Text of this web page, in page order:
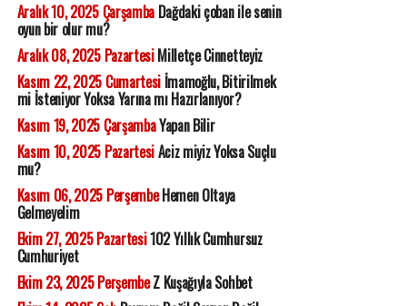
Aralık 10, 2025 ÇarşambaDağdaki çoban ile senin
oyun bir olur mu?
Aralık 08, 2025 PazartesiMilletçe Cinnetteyiz
Kasım 22, 2025 Cumartesiİmamoğlu, Bitirilmek
mi İsteniyor Yoksa Yarına mı Hazırlanıyor?
Kasım 19, 2025 ÇarşambaYapan Bilir
Kasım 10, 2025 PazartesiAciz miyiz Yoksa Suçlu
mu?
Kasım 06, 2025 PerşembeHemen Oltaya
Gelmeyelim
Ekim 27, 2025 Pazartesi102 Yıllık Cumhursuz
Cumhuriyet
Ekim 23, 2025 PerşembeZ Kuşağıyla Sohbet